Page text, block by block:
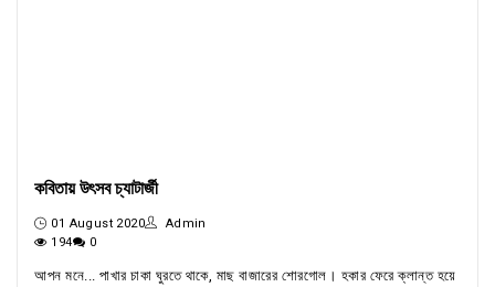
কবিতায় উৎসব চ্যাটার্জী
01 August 2020
Admin
194
0
আপন মনে... পাখার চাকা ঘুরতে থাকে, মাছ বাজারের শােরগােল। হকার ফেরে ক্লান্ত হয়ে